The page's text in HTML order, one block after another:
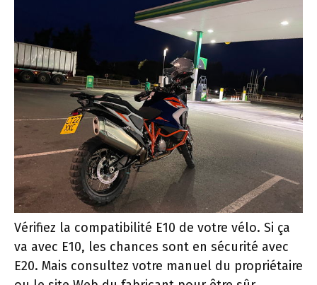
Vérifiez la compatibilité E10 de votre vélo. Si ça
va avec E10, les chances sont en sécurité avec
E20. Mais consultez votre manuel du propriétaire